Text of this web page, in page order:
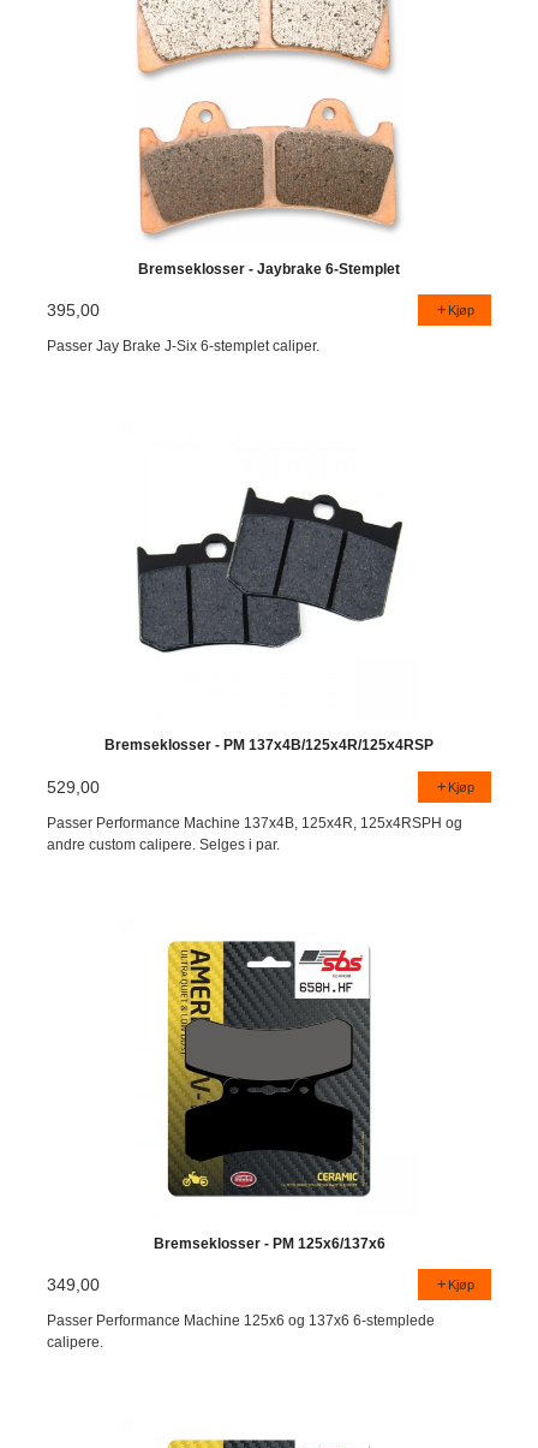
Bremseklosser - Jaybrake 6-Stemplet
395,00 Kjøp
Passer Jay Brake J-Six 6-stemplet caliper.
Bremseklosser - PM 137x4B/125x4R/125x4RSP
529,00 Kjøp
Passer Performance Machine 137x4B, 125x4R, 125x4RSPH og
andre custom calipere. Selges i par.
Bremseklosser - PM 125x6/137x6
349,00 Kjøp
Passer Performance Machine 125x6 og 137x6 6-stemplede
calipere.